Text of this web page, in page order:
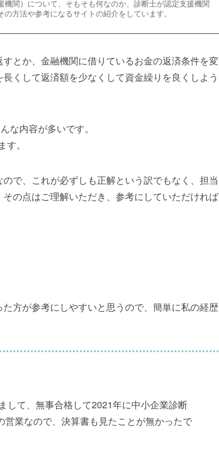
関）について、そもそも何なのか、診断士が認定支援機関
方法や参考になるサイトの紹介をしています。
とか、金融機関に借りているお金の返済条件を変
くして返済額を少なくして資金繰りを良くしよう
な内容が多いです。
。
で、これが必ずしも正解という訳でもなく、担当
の点はご理解いただき、参考にしていただければ
方が参考にしやすいと思うので、簡単に私の経歴
して、無事合格して2021年に中小企業診断
業なので、決算書も見たことが無かったで